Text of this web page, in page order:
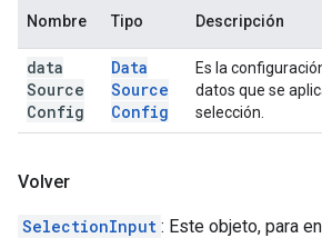
Nombre Tipo Descripción
data
Source
Config
Data
Source
Config
Es la
datos que se
selección.
Volver
SelectionInput : Este objeto, para